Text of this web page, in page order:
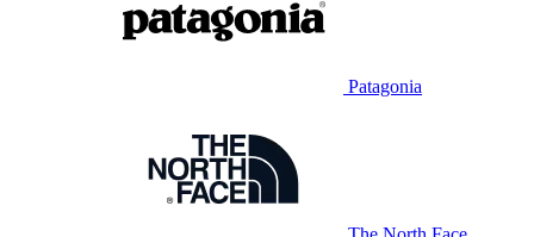
Patagonia